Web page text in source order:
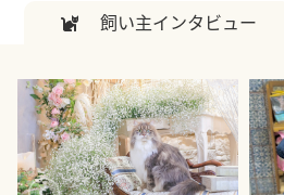
飼い主インタビュー